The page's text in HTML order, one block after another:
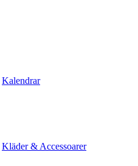
Kalendrar
Kläder & Accessoarer